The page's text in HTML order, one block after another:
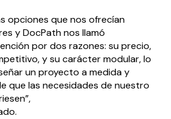
opciones que nos ofrecían
yDocPathnos llamó
por dos razones: su precio,
y su carácter modular, lo
un proyecto a medida y
que las necesidades de nuestro